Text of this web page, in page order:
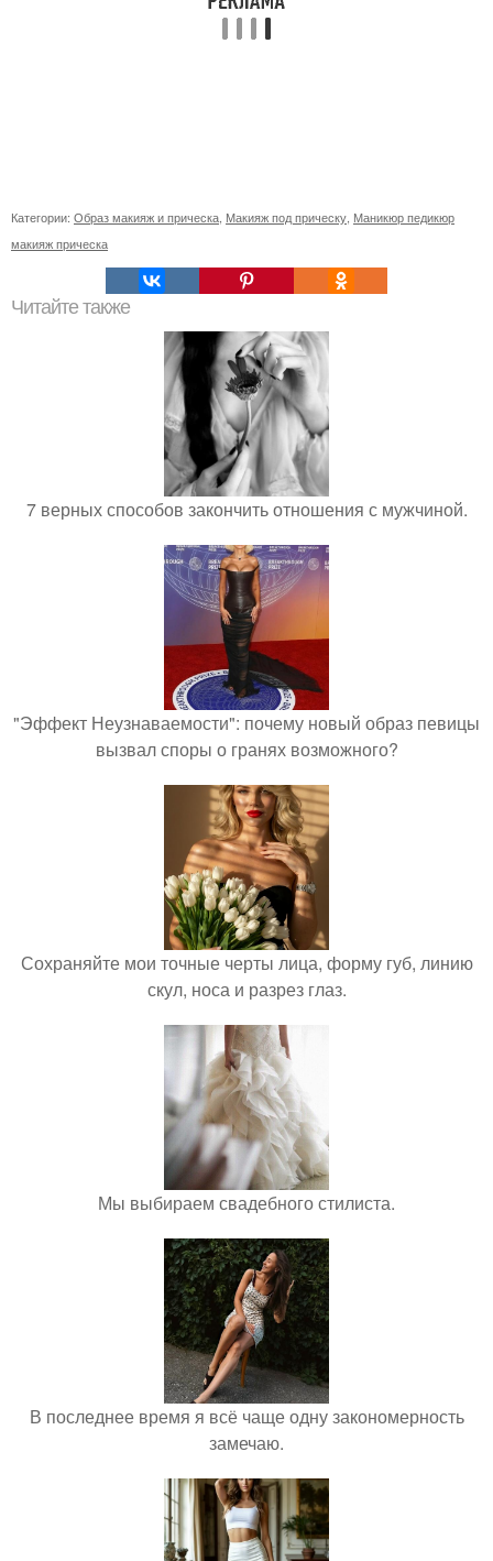
Категории: Образ макияж и прическа, Макияж под прическу, Маникюр педикюр
макияж прическа
Читайте также
7 верных способов закончить отношения с мужчиной.
"Эффект Неузнаваемости": почему новый образ певицы
вызвал споры о гранях возможного?
Сохраняйте мои точные черты лица, форму губ, линию
скул, носа и разрез глаз.
Мы выбираем свадебного стилиста.
В последнее время я всё чаще одну закономерность
замечаю.